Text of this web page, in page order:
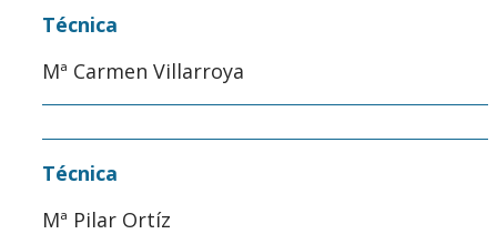
Técnica
Mª Carmen Villarroya
Técnica
Mª Pilar Ortíz